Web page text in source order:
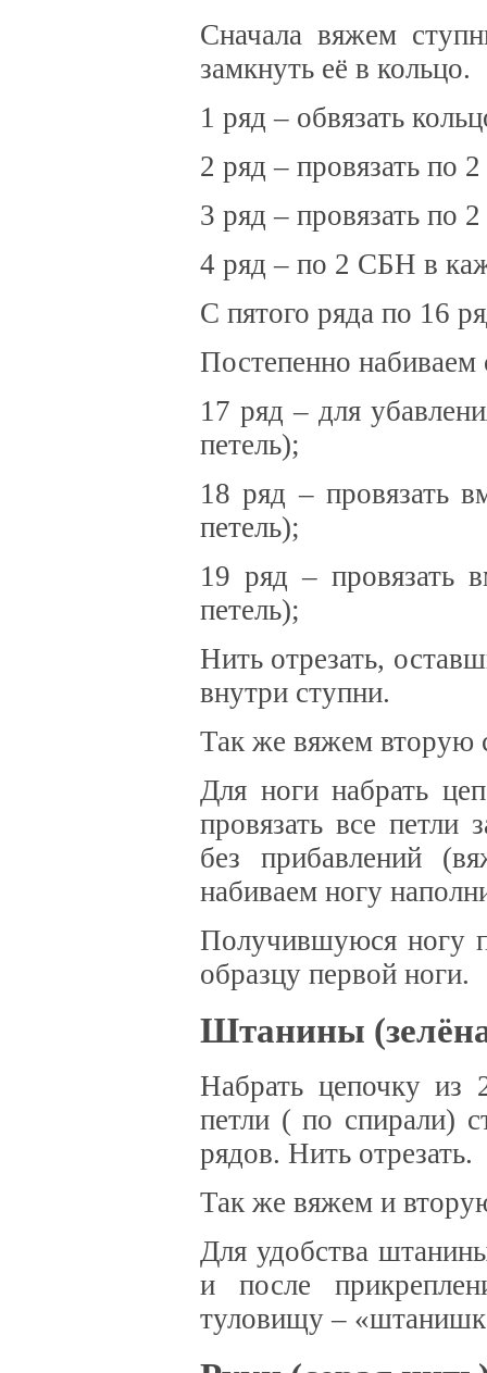
Сначала вяжем
замкнуть её в кольцо.
1 ряд – обвязать
2 ряд – провязать по
3 ряд – провязать по
4 ряд – по 2 СБН в
С пятого ряда по 16
Постепенно
17 ряд – для
петель);
18 ряд – провязать
петель);
19 ряд – провязать
петель);
Нить отрезать,
внутри ступни.
Так же вяжем вторую
Для ноги набрать
провязать все петли
без прибавлений
набиваем ногу
Получившуюся ногу
образцу первой ноги.
Штанины
Набрать цепочку из
петли ( по спирали)
рядов. Нить отрезать.
Так же вяжем и
Для удобства
и после
туловищу –